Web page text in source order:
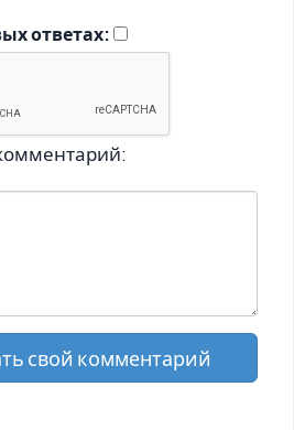
ответах:
свой комментарий